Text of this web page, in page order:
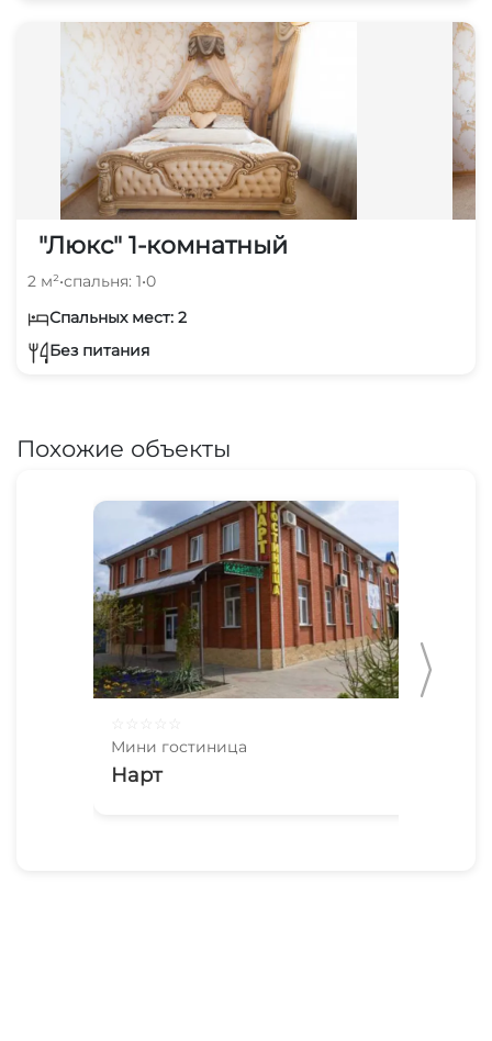
"Люкс" 1-комнатный
2 м²•спальня: 1•0
Спальных мест: 2
Без питания
Похожие объекты
Мини гостиница
Нарт